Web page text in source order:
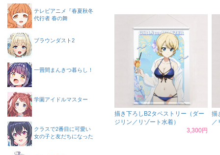
描き下ろしB2タペストリー（ダー
ジリン／リゾート水着）
3,300円
描
／
テレビアニメ『春夏秋冬
代行者 春の舞
ブラウンダスト2
一畳間まんきつ暮らし！
学園アイドルマスター
クラスで2番目に可愛い
女の子と友だちになった